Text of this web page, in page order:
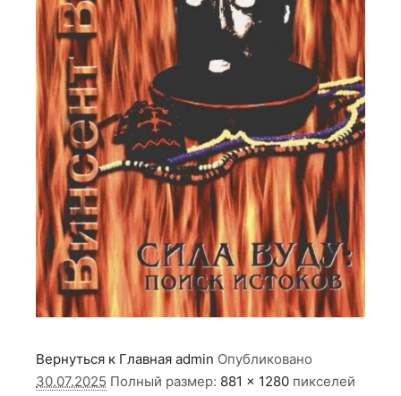
Вернуться к Главная admin Опубликовано
30.07.2025 Полный размер: 881 × 1280 пикселей